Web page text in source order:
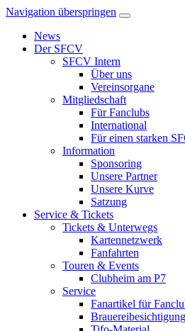
Navigation überspringen
News
Der SFCV
SFCV Intern
Über uns
Vereinsorgane
Mitgliedschaft
Für Fanclubs
International
Für einen starken
Information
Sponsoring
Unsere Partner
Unsere Kurve
Satzung
Service & Tickets
Tickets & Unterwegs
Kartennetzwerk
Fanfahrten
Touren & Events
Clubheim am P7
Service
Fanartikel für
Brauereibesichtigung